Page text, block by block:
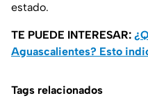
estado.
TE PUEDE INTERESAR:
Aguascalientes? Esto
Tags relacionados